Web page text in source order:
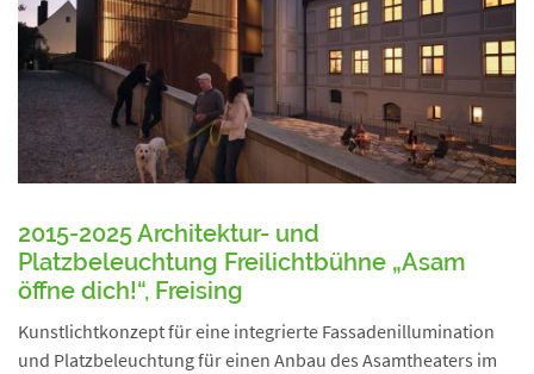
2015-2025 Architektur- und
Platzbeleuchtung Freilichtbühne „Asam
öffne dich!“, Freising
Kunstlichtkonzept für eine integrierte Fassadenillumination
und Platzbeleuchtung für einen Anbau des Asamtheaters im